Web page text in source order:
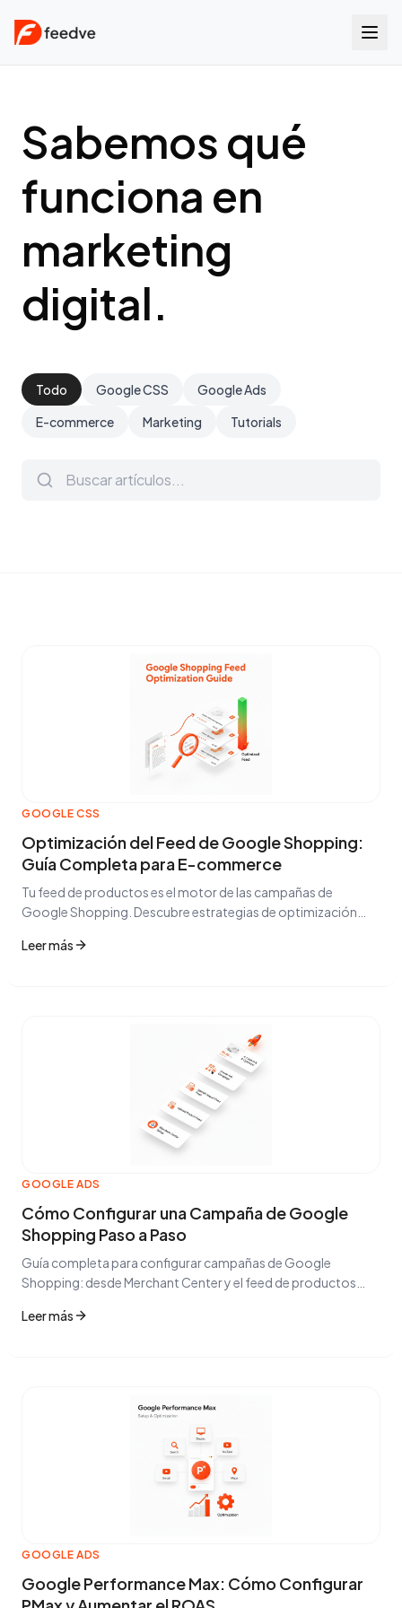
Sabemos qué
funciona en
marketing
digital.
Todo Google CSS
Google Ads
E-commerce
Marketing Tutorials
GOOGLE CSS
Optimización del Feed de Google Shopping:
Guía Completa para E-commerce
Tu feed de productos es el motor de las campañas de
Google Shopping. Descubre estrategias de optimización
Leer más
GOOGLE ADS
Cómo Configurar una Campaña de Google
Shopping Paso a Paso
Guía completa para configurar campañas de Google
Shopping: desde Merchant Center y el feed de productos
Leer más
GOOGLE ADS
Google Performance Max: Cómo Configurar